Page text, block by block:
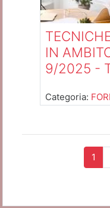
IN
9/2025 -
Categoria:
1